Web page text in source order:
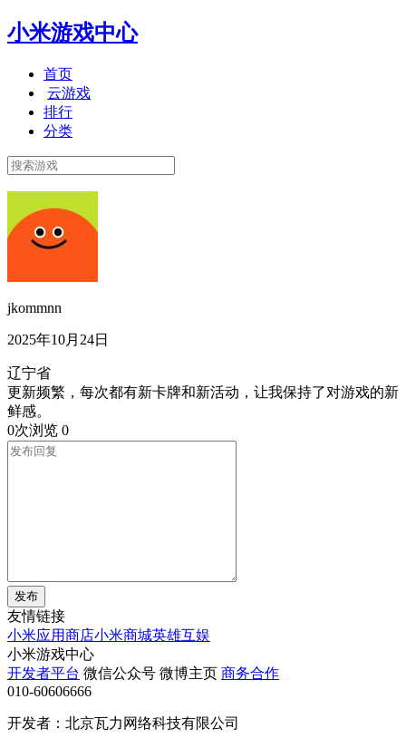
小米游戏中心
首页
云游戏
排行
分类
jkommnn
2025年10月24日
辽宁省
更新频繁，每次都有新卡牌和新活动，让我保持了对游戏的新
鲜感。
0次浏览 0
发布
友情链接
小米应用商店小米商城英雄互娱
小米游戏中心
开发者平台 微信公众号 微博主页 商务合作
010-60606666
开发者：北京瓦力网络科技有限公司